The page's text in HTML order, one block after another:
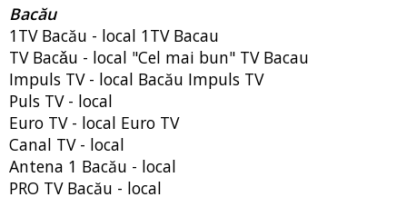
Bacău
1TV Bacău - local 1TV Bacau
TV Bacǎu - local "Cel mai bun" TV Bacau
Impuls TV - local Bacău Impuls TV
Puls TV - local
Euro TV - local Euro TV
Canal TV - local
Antena 1 Bacău - local
PRO TV Bacău - local